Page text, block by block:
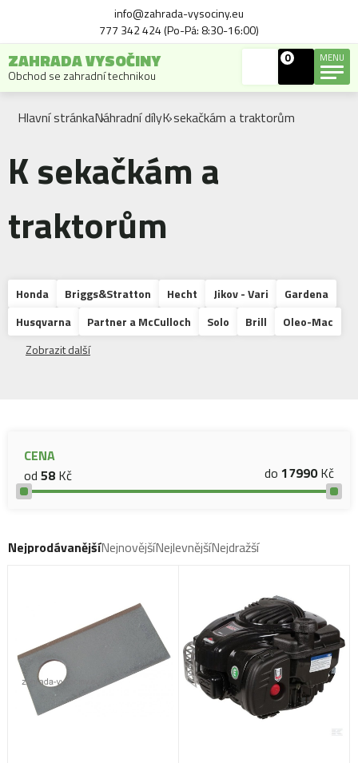
info@zahrada-vysociny.eu
777 342 424 (Po-Pá: 8:30-16:00)
ZAHRADA VYSOČINY
Obchod se zahradní technikou
0 MENU
Hlavní stránkaNáhradní dílyK sekačkám a traktorům
K sekačkám a
traktorům
Honda Briggs&Stratton Hecht Jikov - Vari
Gardena
Husqvarna
Partner a McCulloch Solo Brill
Oleo-Mac
Zobrazit další
CENA
od 58 Kč do 17990Kč
NejprodávanějšíNejnovějšíNejlevnějšíNejdražší